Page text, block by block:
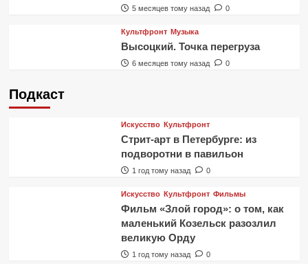
5 месяцев тому назад 0
Культфронт Музыка
Высоцкий. Точка перегруза
6 месяцев тому назад 0
Подкаст
Искусство Культфронт
Стрит-арт в Петербурге: из
подворотни в павильон
1 год тому назад 0
Искусство Культфронт Фильмы
Фильм «Злой город»: о том, как
маленький Козельск разозлил
великую Орду
1 год тому назад 0